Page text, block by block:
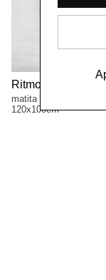
Ritmo due,
matita e olio su tela
120x100cm